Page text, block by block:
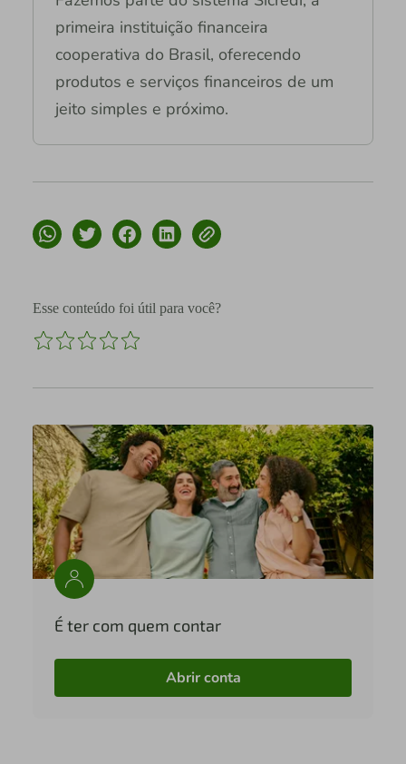
primeira instituição financeira
cooperativa do Brasil, oferecendo
produtos e serviços financeiros de um
jeito simples e próximo.
Esse conteúdo foi útil para você?
É ter com quem contar
Abrir conta